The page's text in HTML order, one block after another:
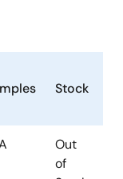
Stock
Out
of